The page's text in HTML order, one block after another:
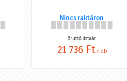
Nincs raktáron
Bruttó listaár
21 736 Ft / db